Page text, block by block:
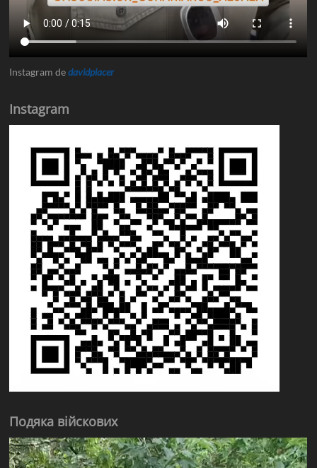
Instagram dedavidplacer
Instagram
Подяка війскових